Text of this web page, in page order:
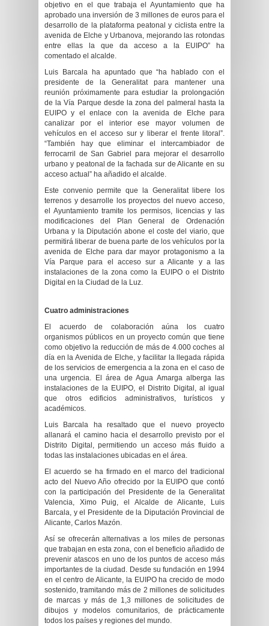
objetivo en el que trabaja el Ayuntamiento que ha
aprobado una inversión de 3 millones de euros para el
desarrollo de la plataforma peatonal y ciclista entre la
avenida de Elche y Urbanova, mejorando las rotondas
entre ellas la que da acceso a la EUIPO” ha
comentado el alcalde.
Luis Barcala ha apuntado que “ha hablado con el
presidente de la Generalitat para mantener una
reunión próximamente para estudiar la prolongación
de la Vía Parque desde la zona del palmeral hasta la
EUIPO y el enlace con la avenida de Elche para
canalizar por el interior ese mayor volumen de
vehículos en el acceso sur y liberar el frente litoral”.
“También hay que eliminar el intercambiador de
ferrocarril de San Gabriel para mejorar el desarrollo
urbano y peatonal de la fachada sur de Alicante en su
acceso actual” ha añadido el alcalde.
Este convenio permite que la Generalitat libere los
terrenos y desarrolle los proyectos del nuevo acceso,
el Ayuntamiento tramite los permisos, licencias y las
modificaciones del Plan General de Ordenación
Urbana y la Diputación abone el coste del viario, que
permitirá liberar de buena parte de los vehículos por la
avenida de Elche para dar mayor protagonismo a la
Vía Parque para el acceso sur a Alicante y a las
instalaciones de la zona como la EUIPO o el Distrito
Digital en la Ciudad de la Luz.
Cuatro administraciones
El acuerdo de colaboración aúna los cuatro
organismos públicos en un proyecto común que tiene
como objetivo la reducción de más de 4.000 coches al
día en la Avenida de Elche, y facilitar la llegada rápida
de los servicios de emergencia a la zona en el caso de
una urgencia. El área de Agua Amarga alberga las
instalaciones de la EUIPO, el Distrito Digital, al igual
que otros edificios administrativos, turísticos y
académicos.
Luis Barcala ha resaltado que el nuevo proyecto
allanará el camino hacia el desarrollo previsto por el
Distrito Digital, permitiendo un acceso más fluido a
todas las instalaciones ubicadas en el área.
El acuerdo se ha firmado en el marco del tradicional
acto del Nuevo Año ofrecido por la EUIPO que contó
con la participación del Presidente de la Generalitat
Valencia, Ximo Puig, el Alcalde de Alicante, Luis
Barcala, y el Presidente de la Diputación Provincial de
Alicante, Carlos Mazón.
Así se ofrecerán alternativas a los miles de personas
que trabajan en esta zona, con el beneficio añadido de
prevenir atascos en uno de los puntos de acceso más
importantes de la ciudad. Desde su fundación en 1994
en el centro de Alicante, la EUIPO ha crecido de modo
sostenido, tramitando más de 2 millones de solicitudes
de marcas y más de 1,3 millones de solicitudes de
dibujos y modelos comunitarios, de prácticamente
todos los países y regiones del mundo.